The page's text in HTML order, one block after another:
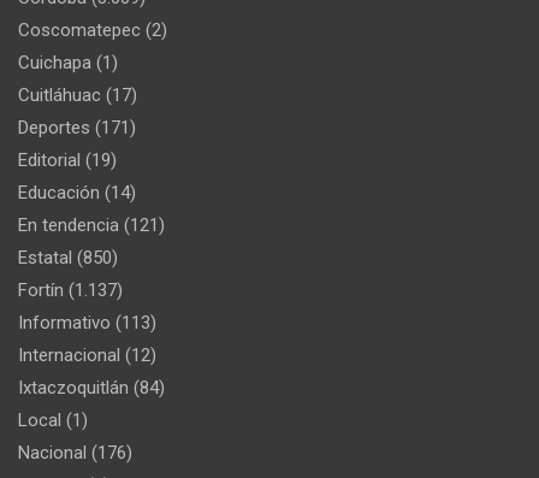
Coscomatepec (2)
Cuichapa (1)
Cuitláhuac (17)
Deportes (171)
Editorial (19)
Educación (14)
En tendencia (121)
Estatal (850)
Fortín (1.137)
Informativo (113)
Internacional (12)
Ixtaczoquitlán (84)
Local (1)
Nacional (176)